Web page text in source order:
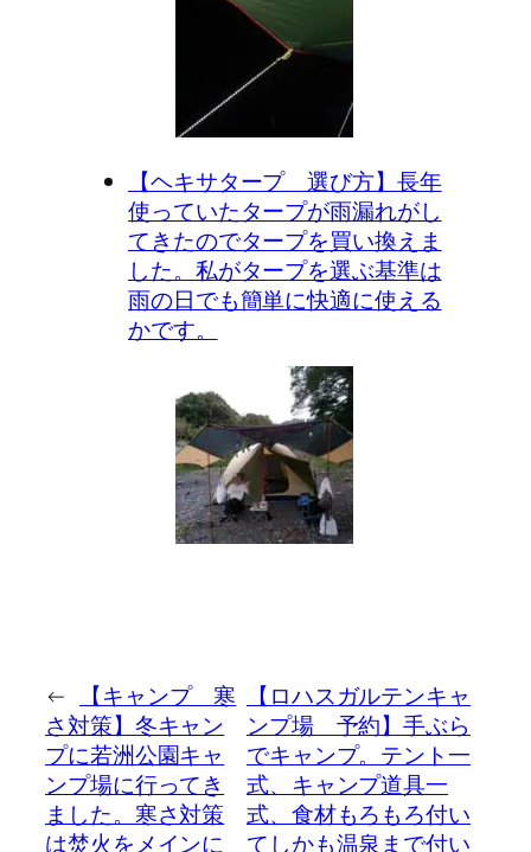
【ヘキサタープ 選び方】長年
使っていたタープが雨漏れがし
てきたのでタープを買い換えま
した。私がタープを選ぶ基準は
雨の日でも簡単に快適に使える
かです。
←
【キャンプ 寒
さ対策】冬キャン
プに若洲公園キャ
ンプ場に行ってき
ました。寒さ対策
は焚火をメインに
【ロハスガルテンキャ
ンプ場 予約】手ぶら
でキャンプ。テント一
式、キャンプ道具一
式、食材もろもろ付い
てしかも温泉まで付い